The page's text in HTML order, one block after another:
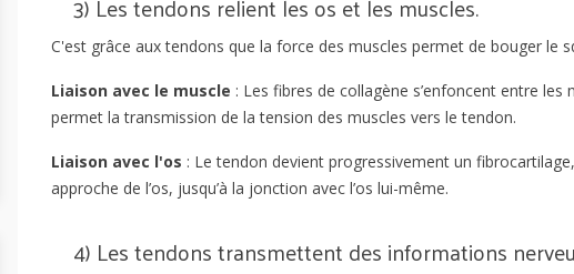
Lire la suite
réputation de provoquer des
C'est grâce aux tendons que la force des muscles permet de bouger le
Liaison avec le muscle : Les fibres de collagène s’enfoncent entre
permet la transmission de la tension des muscles vers le tendon.
Liaison avec l'os : Le tendon devient progressivement un
approche de l’os, jusqu’à la jonction avec l’os lui-même.
4) Les tendons transmettent des informations